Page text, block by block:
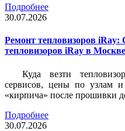
Подробнее
30.07.2026
Ремонт тепловизоров
тепловизоров iRay в
Куда везти
сервисов, цены по узлам
«кирпича» после прошивки
Подробнее
30.07.2026